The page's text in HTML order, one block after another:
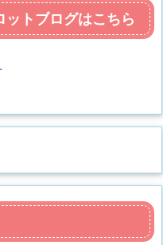
ットブログはこちら